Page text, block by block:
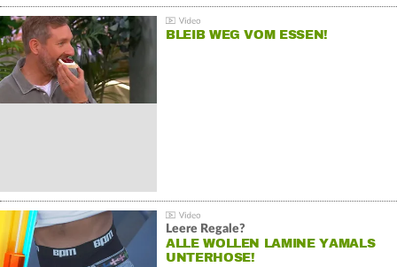
BLEIB WEG VOM ESSEN!
Leere Regale?
ALLE WOLLEN LAMINE YAMALS
UNTERHOSE!